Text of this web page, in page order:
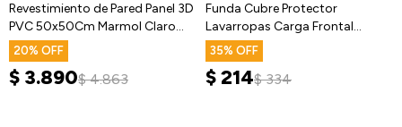
Revestimiento de Pared Panel 3D
PVC 50x50Cm Marmol Claro
X24
20
$ 3.890$ 4.863
Funda Cubre Protector
Lavarropas Carga Frontal
Impermeable
35
$214$ 334